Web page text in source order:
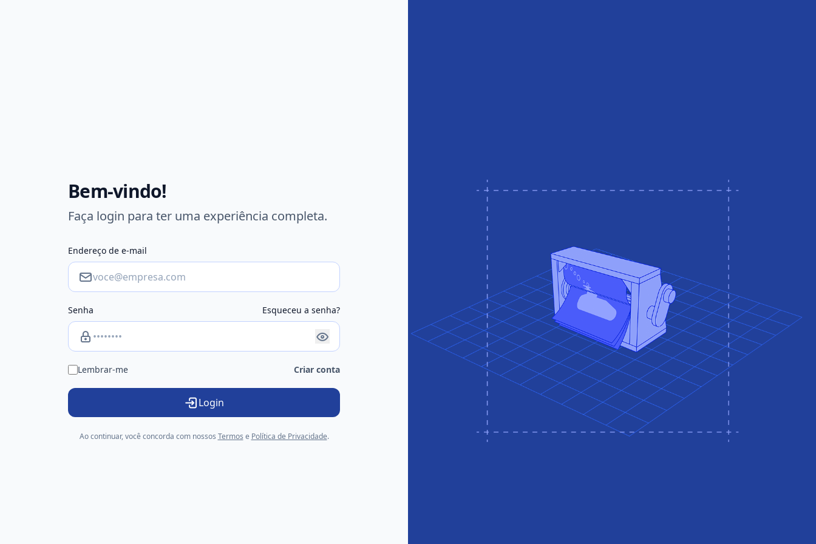
Bem-vindo!
Faça login para ter uma experiência completa.
Endereço de e-mail
Senha Esqueceu a senha?
Lembrar-me Criar conta
Login
Ao continuar, você concorda com nossos Termos e Política de Privacidade.